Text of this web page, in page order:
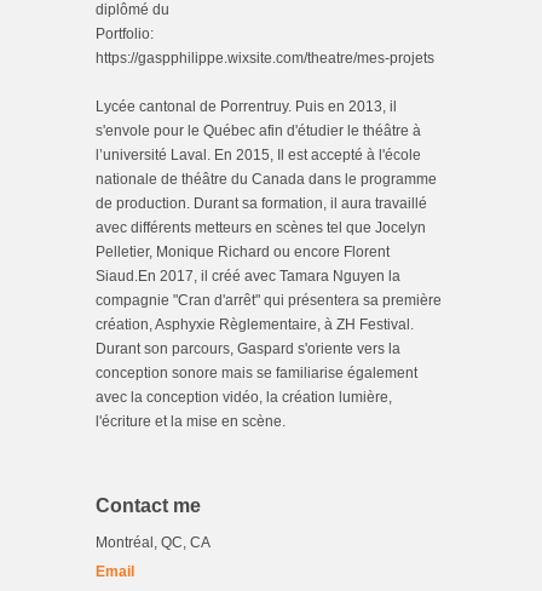
diplômé du
Portfolio:
https://gaspphilippe.wixsite.com/theatre/mes-projets
Lycée cantonal de Porrentruy. Puis en 2013, il
s'envole pour le Québec afin d'étudier le théâtre à
l’université Laval. En 2015, Il est accepté à l'école
nationale de théâtre du Canada dans le programme
de production. Durant sa formation, il aura travaillé
avec différents metteurs en scènes tel que Jocelyn
Pelletier, Monique Richard ou encore Florent
Siaud.En 2017, il créé avec Tamara Nguyen la
compagnie "Cran d'arrêt" qui présentera sa première
création, Asphyxie Règlementaire, à ZH Festival.
Durant son parcours, Gaspard s'oriente vers la
conception sonore mais se familiarise également
avec la conception vidéo, la création lumière,
l'écriture et la mise en scène.
Contact me
Montréal, QC, CA
Email